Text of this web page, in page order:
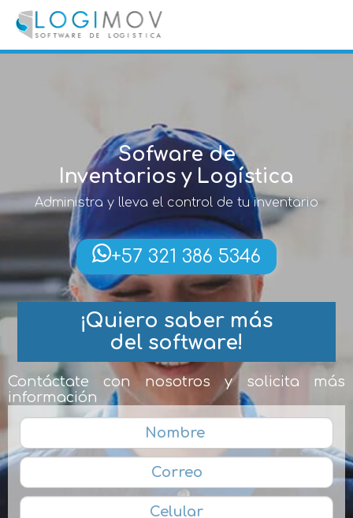
exist::SQL Query: /*qc=on*/ select * from preload_images where
pagina=32
Sofware de
Inventarios y Logística
Administra y lleva el control de tu inventario
+57 321 386 5346
¡Quiero saber más
del software!
Contáctate con nosotros y solicita más
información